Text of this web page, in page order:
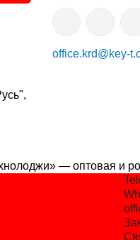
office.krd@key-
— оптовая и